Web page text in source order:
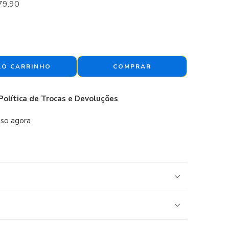
CARRINHO COMPRAR
de Trocas e Devoluções
agora